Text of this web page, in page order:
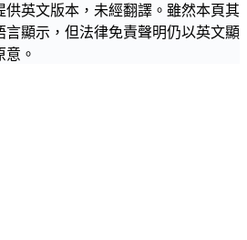
英文版本，未經翻譯。雖然本頁其
顯示，但法律免責聲明仍以英文顯
。